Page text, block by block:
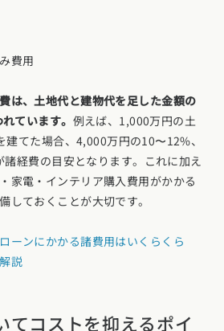
費用
は、土地代と建物代を足した金額の
ています。 例えば、1,000万円の土
てた場合、4,000万円の10〜12%、
経費の目安となります。これに加え
家電・インテリア購入費用がかかる
しておくことが大切です。
ーンにかかる諸費用はいくらくら
説
てコストを抑えるポイ
イベントを探す
県 (1) 宮城県 (0)秋田県 (5)山形県 (8)
埼玉県 (19) 千葉県 (16)
茨城県 (7)
川県 (0)福井県 (0)山梨県 (8)